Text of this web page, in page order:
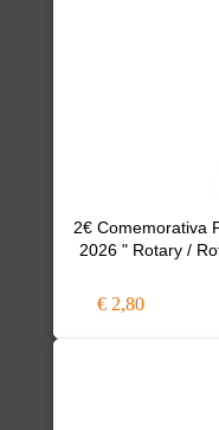
2€ Comemorativa
2026 " Rotary /
€ 2,80